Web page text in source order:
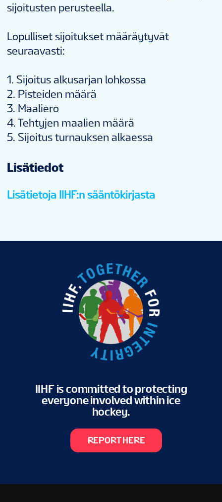
sijoitusten perusteella.
Lopulliset sijoitukset määräytyvät
seuraavasti:
1. Sijoitus alkusarjan lohkossa
2. Pisteiden määrä
3. Maaliero
4. Tehtyjen maalien määrä
5. Sijoitus turnauksen alkaessa
Lisätiedot
Lisätietoja IIHF:n sääntökirjasta
IIHF is committed to protecting
everyone involved within ice
hockey.
REPORT HERE